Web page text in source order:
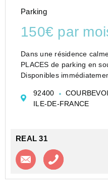
Parking
150€ par
Dans une résidence
PLACES de parking en
Disponibles
92400
ILE-DE-FRANCE
REAL 31
Contacter l'agence